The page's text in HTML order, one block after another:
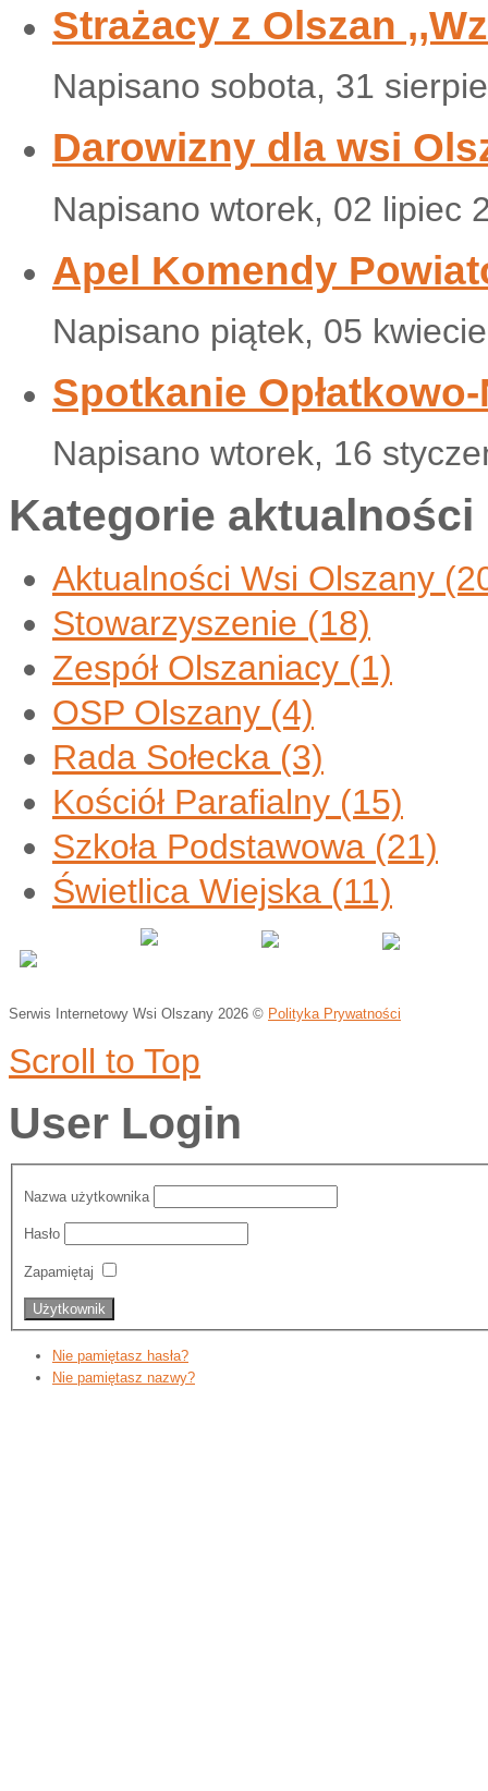
Strażacy z Olszan
Napisano sobota, 31
Darowizny dla wsi
Napisano wtorek, 02 lipiec
Apel Komendy
Napisano piątek, 05
Spotkanie
Napisano wtorek, 16
Kategorie aktualności
Aktualności Wsi Olszany
Stowarzyszenie (18)
Zespół Olszaniacy (1)
OSP Olszany (4)
Rada Sołecka (3)
Kościół Parafialny (15)
Szkoła Podstawowa (21)
Świetlica Wiejska (11)
Serwis Internetowy Wsi Olszany 2026 © Polityka Prywatności
Scroll to Top
User Login
Nazwa użytkownika
Hasło
Zapamiętaj
Nie pamiętasz hasła?
Nie pamiętasz nazwy?